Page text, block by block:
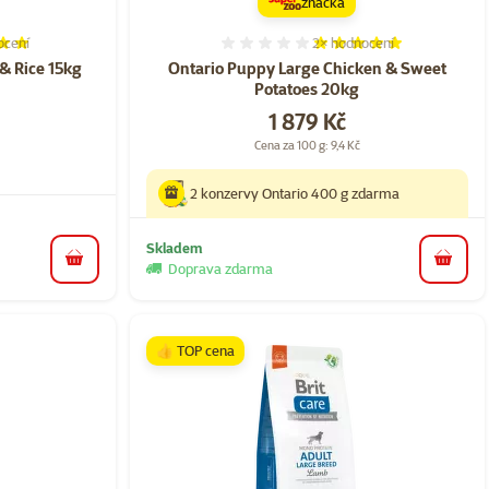
Rice 15kg
96%, počet hodnocení: 43
do košíku
Ontario Puppy Large Chicken & Sweet
Potatoes 20kg
Hodnocení 100%, počet
2× hodnocení
Cena
1 879 Kč
Cena za 100 g: 9,4 Kč
2 konzervy Ontario 400 g zdarma
Skladem
Doprava zdarma
do
👍 TOP cena